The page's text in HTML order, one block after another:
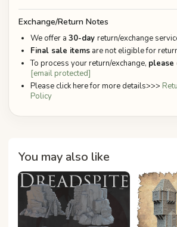
Exchange/Return Notes
We offer a 30-day return/exchange
Final sale items are not eligible for
To process your return/exchange, please
[email protected]
Please click here for more details>>>
Policy
You may also like